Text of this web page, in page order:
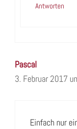
Antworten
Pascal
3. Februar 2017
Einfach nur